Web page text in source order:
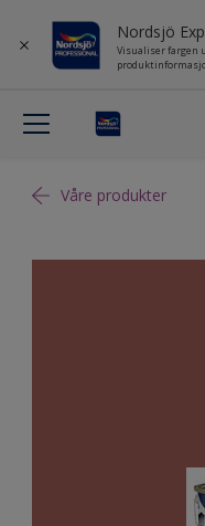
Nordsjö
Visualiser fargen
Våre produkter